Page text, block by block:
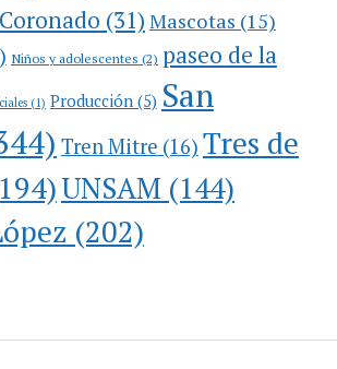
(31) Mascotas (15)
Niños y adolescentes (2) paseo de la
(1) Producción(5) San
Tren Mitre (16) Tres de
UNSAM (144)
(202)